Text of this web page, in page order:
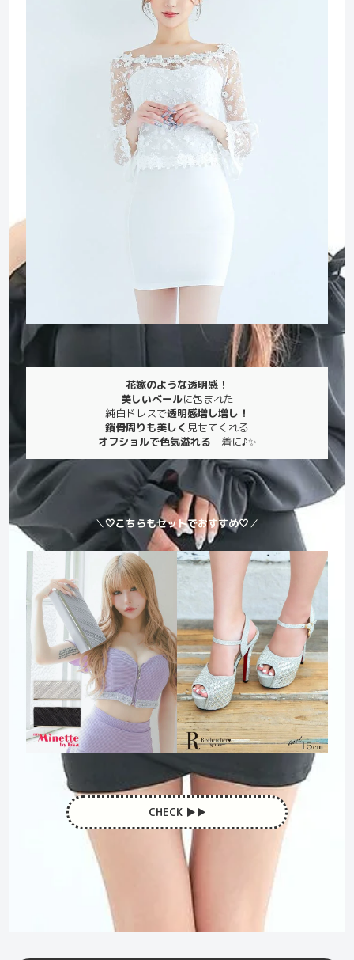
花嫁のような透明感！
美しいベールに包まれた
純白ドレスで透明感増し増し！
鎖骨周りも美しく 見せてくれる
オフショルで色気溢れる一着に♪✨
＼🤍こちらもセットでおすすめ🤍／
CHECK ▶︎▶︎